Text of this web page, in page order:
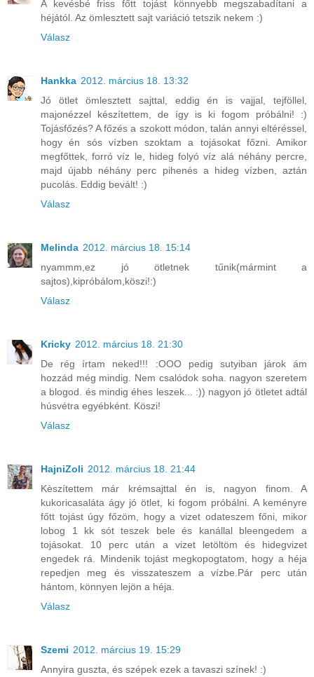
A kevésbé friss főtt tojást könnyebb megszabadítani a
héjától. Az ömlesztett sajt variáció tetszik nekem :)
Válasz
Hankka 2012. március 18. 13:32
Jó ötlet ömlesztett sajttal, eddig én is vajjal, tejföllel,
majonézzel készítettem, de így is ki fogom próbálni! :)
Tojásfőzés? A főzés a szokott módon, talán annyi eltéréssel,
hogy én sós vízben szoktam a tojásokat főzni. Amikor
megfőttek, forró víz le, hideg folyó víz alá néhány percre,
majd újabb néhány perc pihenés a hideg vízben, aztán
pucolás. Eddig bevált! :)
Válasz
Melinda 2012. március 18. 15:14
nyammm,ez jó ötletnek tűnik(mármint a
sajtos),kipróbálom,köszi!:)
Válasz
Kricky 2012. március 18. 21:30
De rég írtam neked!!! :OOO pedig sutyiban járok ám
hozzád még mindig. Nem csalódok soha. nagyon szeretem
a blogod. és mindig éhes leszek... :)) nagyon jó ötletet adtál
húsvétra egyébként. Köszi!
Válasz
HajniZoli 2012. március 18. 21:44
Kèszítettem már krémsajttal én is, nagyon finom. A
kukoricasaláta ágy jó ötlet, ki fogom próbálni. A keményre
főtt tojást úgy főzöm, hogy a vizet odateszem főni, mikor
lobog 1 kk sót teszek bele és kanállal bleengedem a
tojásokat. 10 perc után a vizet letöltöm és hidegvizet
engedek rá. Mindenik tojást megkopogtatom, hogy a héja
repedjen meg és visszateszem a vízbe.Pár perc után
hántom, könnyen lejön a héja.
Válasz
Szemi 2012. március 19. 15:29
Annyira guszta, és szépek ezek a tavaszi színek! :)